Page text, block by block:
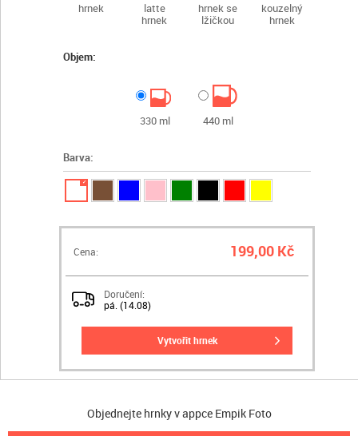
hrnek
latte
hrnek
hrnek se
lžičkou
kouzelný
hrnek
Objem:
330 ml 440 ml
Barva:
✓
Cena: 199,00 Kč
Doručení:
pá. (14.08)
vytvořit hrnek
Objednejte hrnky v appce Empik Foto